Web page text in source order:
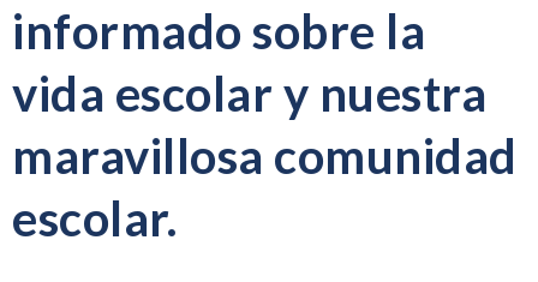
informado sobre la
vida escolar y nuestra
maravillosa comunidad
escolar.